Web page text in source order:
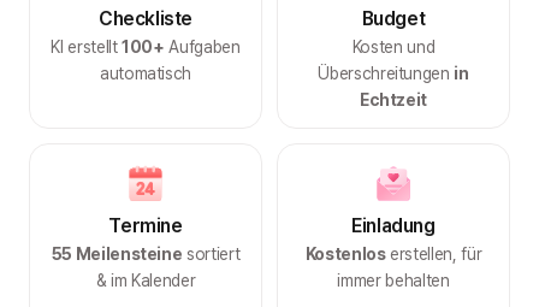
Checkliste
KI erstellt100+ Aufgaben
automatisch
Budget
Kosten und
Überschreitungen in
Echtzeit
Termine
55 Meilensteine sortiert
& im Kalender
Einladung
Kostenloserstellen, für
immer behalten